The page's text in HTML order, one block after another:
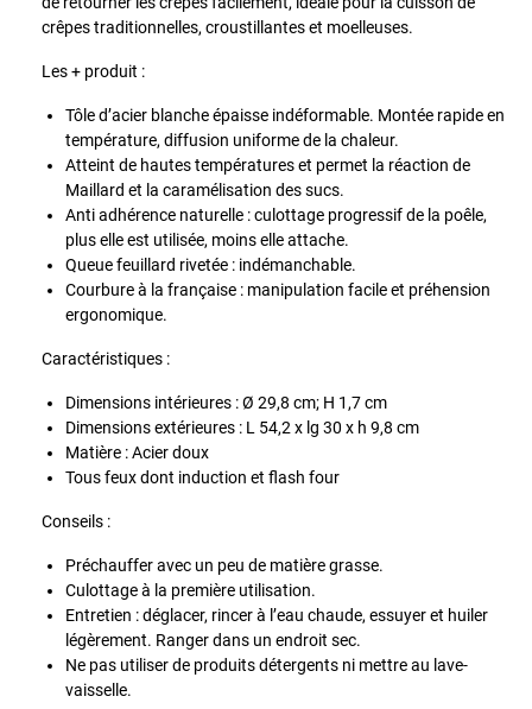
crêpes traditionnelles, croustillantes et moelleuses.
Les + produit :
Tôle d’acier blanche épaisse indéformable. Montée rapide en
température, diffusion uniforme de la chaleur.
Atteint de hautes températures et permet la réaction de
Maillard et la caramélisation des sucs.
Anti adhérence naturelle : culottage progressif de la poêle,
plus elle est utilisée, moins elle attache.
Queue feuillard rivetée : indémanchable.
Courbure à la française : manipulation facile et préhension
ergonomique.
Caractéristiques :
Dimensions intérieures : Ø 29,8 cm; H 1,7 cm
Dimensions extérieures : L 54,2 x lg 30 x h 9,8 cm
Matière : Acier doux
Tous feux dont induction et flash four
Conseils :
Préchauffer avec un peu de matière grasse.
Culottage à la première utilisation.
Entretien : déglacer, rincer à l’eau chaude, essuyer et huiler
légèrement. Ranger dans un endroit sec.
Ne pas utiliser de produits détergents ni mettre au lave-
vaisselle.